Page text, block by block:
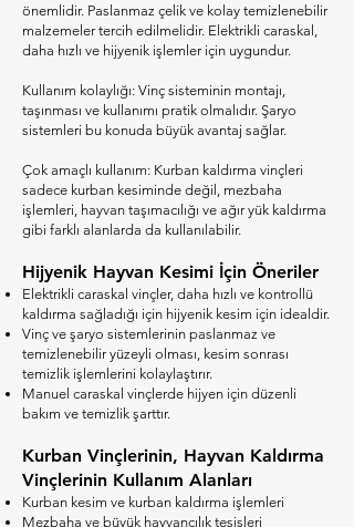
önemlidir. Paslanmaz çelik ve kolay temizlenebilir
malzemeler tercih edilmelidir. Elektrikli caraskal,
daha hızlı ve hijyenik işlemler için uygundur.
Kullanım kolaylığı: Vinç sisteminin montajı,
taşınması ve kullanımı pratik olmalıdır. Şaryo
sistemleri bu konuda büyük avantaj sağlar.
Çok amaçlı kullanım: Kurban kaldırma vinçleri
sadece kurban kesiminde değil, mezbaha
işlemleri, hayvan taşımacılığı ve ağır yük kaldırma
gibi farklı alanlarda da kullanılabilir.
Hijyenik Hayvan Kesimi İçin Öneriler
Elektrikli caraskal vinçler, daha hızlı ve kontrollü
kaldırma sağladığı için hijyenik kesim için idealdir.
Vinç ve şaryo sistemlerinin paslanmaz ve
temizlenebilir yüzeyli olması, kesim sonrası
temizlik işlemlerini kolaylaştırır.
Manuel caraskal vinçlerde hijyen için düzenli
bakım ve temizlik şarttır.
Kurban Vinçlerinin, Hayvan Kaldırma
Vinçlerinin Kullanım Alanları
Kurban kesim ve kurban kaldırma işlemleri
Mezbaha ve büyük hayvancılık tesisleri